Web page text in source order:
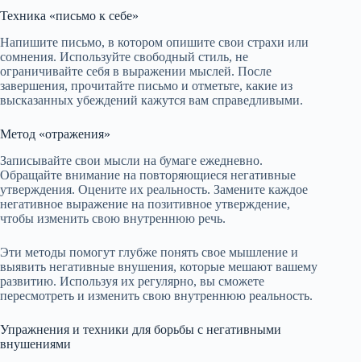
Техника «письмо к себе»
Напишите письмо, в котором опишите свои страхи или
сомнения. Используйте свободный стиль, не
ограничивайте себя в выражении мыслей. После
завершения, прочитайте письмо и отметьте, какие из
высказанных убеждений кажутся вам справедливыми.
Метод «отражения»
Записывайте свои мысли на бумаге ежедневно.
Обращайте внимание на повторяющиеся негативные
утверждения. Оцените их реальность. Замените каждое
негативное выражение на позитивное утверждение,
чтобы изменить свою внутреннюю речь.
Эти методы помогут глубже понять свое мышление и
выявить негативные внушения, которые мешают вашему
развитию. Используя их регулярно, вы сможете
пересмотреть и изменить свою внутреннюю реальность.
Упражнения и техники для борьбы с негативными
внушениями